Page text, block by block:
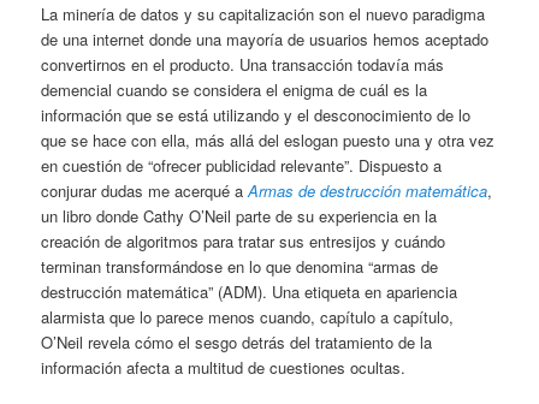
La minería de datos y su capitalización son el nuevo paradigma
de una internet donde una mayoría de usuarios hemos aceptado
convertirnos en el producto. Una transacción todavía más
demencial cuando se considera el enigma de cuál es la
información que se está utilizando y el desconocimiento de lo
que se hace con ella, más allá del eslogan puesto una y otra vez
en cuestión de “ofrecer publicidad relevante”. Dispuesto a
conjurar dudas me acerqué aArmas de destrucción matemática,
un libro donde Cathy O’Neil parte de su experiencia en la
creación de algoritmos para tratar sus entresijos y cuándo
terminan transformándose en lo que denomina “armas de
destrucción matemática” (ADM). Una etiqueta en apariencia
alarmista que lo parece menos cuando, capítulo a capítulo,
O’Neil revela cómo el sesgo detrás del tratamiento de la
información afecta a multitud de cuestiones ocultas.